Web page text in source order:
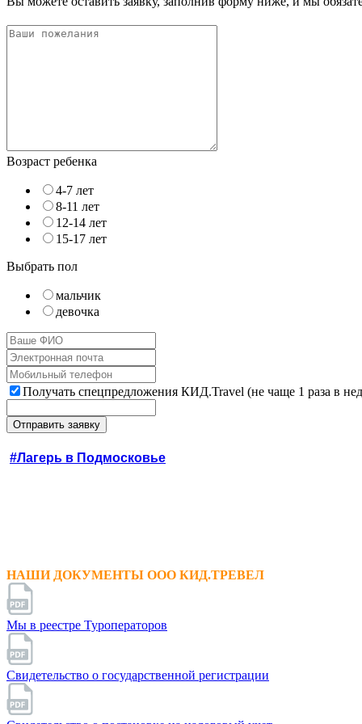
Возраст ребенка
4-7 лет
8-11 лет
12-14 лет
15-17 лет
Выбрать пол
мальчик
девочка
Получать спецпредложения КИД.Travel (не чаще 1 раза в
#Лагерь в Подмосковье
НАШИ ДОКУМЕНТЫ ООО КИД.ТРЕВЕЛ
Мы в реестре Туроператоров
Свидетельство о государственной регистрации